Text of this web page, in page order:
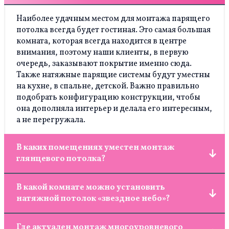
Наиболее удачным местом для монтажа парящего
потолка всегда будет гостиная. Это самая большая
комната, которая всегда находится в центре
внимания, поэтому наши клиенты, в первую
очередь, заказывают покрытие именно сюда.
Также натяжные парящие системы будут уместны
на кухне, в спальне, детской. Важно правильно
подобрать конфигурацию конструкции, чтобы
она дополняла интерьер и делала его интересным,
а не перегружала.
В каких помещениях уместен монтаж
глянцевого потолка?
наиболее универсальных. Они подходят как для
маленьких комнат, зрительно их увеличивая, так
и больших. Натяжные глянцевые системы
подходят для кухни – они легко очищаются от
В какой комнате можно установить
натяжной потолок «звездное небо»?